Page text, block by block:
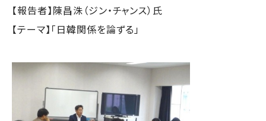
【報告者】陳昌洙（ジン・チャンス）氏
【テーマ】「日韓関係を論ずる」